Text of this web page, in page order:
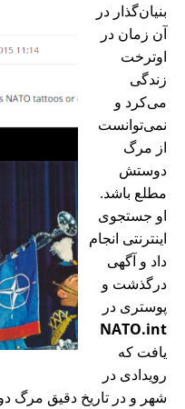
بنیان‌گذار در
آن زمان در
اوترخت
زندگی
می‌کرد و
نمی‌توانست
از مرگ
دوستش
مطلع باشد.
او جستجوی
اینترنتی انجام
داد و آگهی
درگذشت و
پوستری در
NATO.int
یافت که
رویدادی در
شهر و در تاریخ دقیق مرگ